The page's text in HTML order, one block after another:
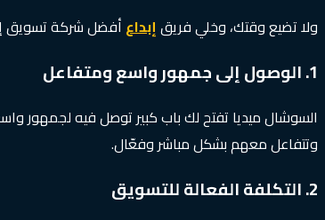
ولا تضيع وقتك، وخلي فريق إبداع أفضل شركة تسويق
1. الوصول إلى جمهور واسع ومتفاعل
السوشال ميديا تفتح لك باب كبير توصل فيه
وتتفاعل معهم بشكل مباشر وفعّال.
2. التكلفة الفعالة للتسويق